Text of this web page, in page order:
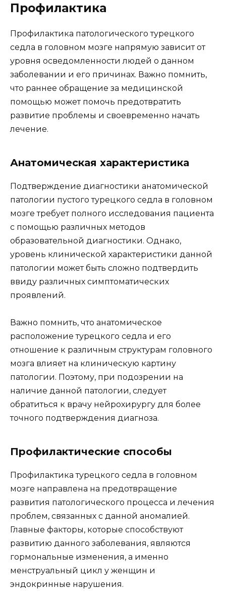
Профилактика
Профилактика патологического турецкого
седла в головном мозге напрямую зависит от
уровня осведомленности людей о данном
заболевании и его причинах. Важно помнить,
что раннее обращение за медицинской
помощью может помочь предотвратить
развитие проблемы и своевременно начать
лечение.
Анатомическая характеристика
Подтверждение диагностики анатомической
патологии пустого турецкого седла в головном
мозге требует полного исследования пациента
с помощью различных методов
образовательной диагностики. Однако,
уровень клинической характеристики данной
патологии может быть сложно подтвердить
ввиду различных симптоматических
проявлений.
Важно помнить, что анатомическое
расположение турецкого седла и его
отношение к различным структурам головного
мозга влияет на клиническую картину
патологии. Поэтому, при подозрении на
наличие данной патологии, следует
обратиться к врачу нейрохирургу для более
точного подтверждения диагноза.
Профилактические способы
Профилактика турецкого седла в головном
мозге направлена на предотвращение
развития патологического процесса и лечения
проблем, связанных с данной аномалией.
Главные факторы, которые способствуют
развитию данного заболевания, являются
гормональные изменения, а именно
менструальный цикл у женщин и
эндокринные нарушения.